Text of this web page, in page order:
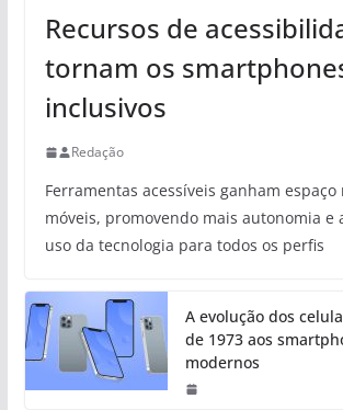
Recursos de
tornam os
inclusivos
Redação
Ferramentas acessíveis ganham espaço
móveis, promovendo mais autonomia e
uso da tecnologia para todos os perfis
A evolução dos
de 1973 aos
modernos